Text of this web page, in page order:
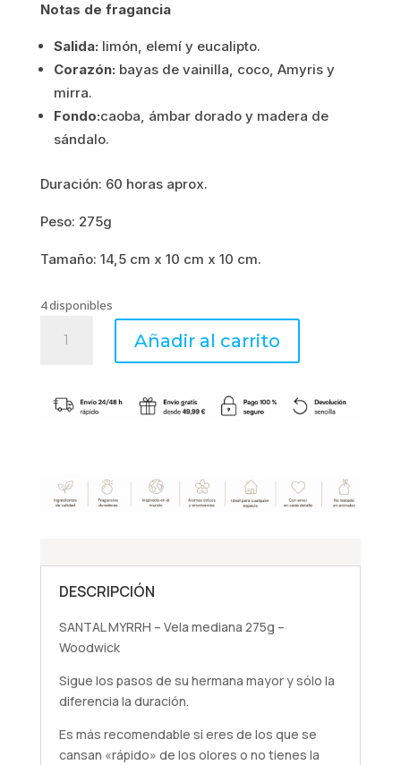
Notas de fragancia
Salida: limón, elemí y eucalipto.
Corazón: bayas de vainilla, coco, Amyris y
mirra.
Fondo:caoba, ámbar dorado y madera de
sándalo.
Duración: 60 horas aprox.
Peso: 275g
Tamaño: 14,5 cm x 10 cm x 10 cm.
4 disponibles
MYRRH
mediana
cantidad
Añadir al carrito
DESCRIPCIÓN
SANTAL MYRRH – Vela mediana 275g –
Woodwick
Sigue los pasos de su hermana mayor y sólo la
diferencia la duración.
Es más recomendable si eres de los que se
cansan «rápido» de los olores o no tienes la